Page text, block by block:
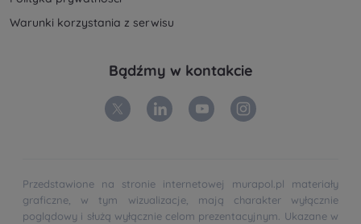
Warunki korzystania z serwisu
Bądźmy w kontakcie
Przedstawione na stronie internetowej murapol.pl materiały
graficzne, w tym wizualizacje, mają charakter wyłącznie
poglądowy i służą wyłącznie celom prezentacyjnym. Ukazane w